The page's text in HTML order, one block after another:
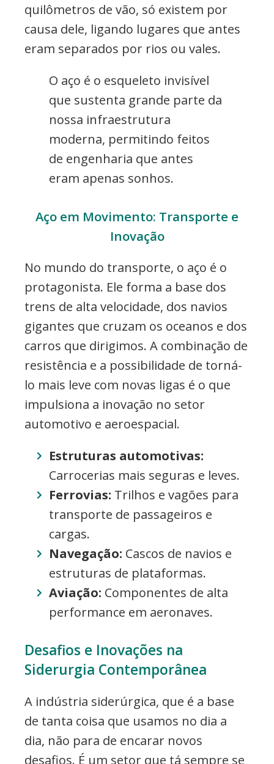
quilômetros de vão, só existem por
causa dele, ligando lugares que antes
eram separados por rios ou vales.
O aço é o esqueleto invisível
que sustenta grande parte da
nossa infraestrutura
moderna, permitindo feitos
de engenharia que antes
eram apenas sonhos.
Aço em Movimento: Transporte e
Inovação
No mundo do transporte, o aço é o
protagonista. Ele forma a base dos
trens de alta velocidade, dos navios
gigantes que cruzam os oceanos e dos
carros que dirigimos. A combinação de
resistência e a possibilidade de torná-
lo mais leve com novas ligas é o que
impulsiona a inovação no setor
automotivo e aeroespacial.
Estruturas automotivas:
Carrocerias mais seguras e leves.
Ferrovias: Trilhos e vagões para
transporte de passageiros e
cargas.
Navegação: Cascos de navios e
estruturas de plataformas.
Aviação: Componentes de alta
performance em aeronaves.
Desafios e Inovações na
Siderurgia Contemporânea
A indústria siderúrgica, que é a base
de tanta coisa que usamos no dia a
dia, não para de encarar novos
desafios. É um setor que tá sempre se